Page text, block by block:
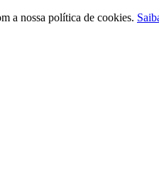
a nossa política de cookies.